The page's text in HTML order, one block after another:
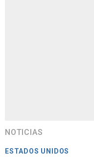
NOTICIAS
ESTADOS UNIDOS